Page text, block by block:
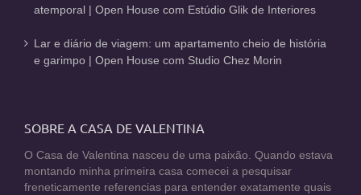
atemporal | Open House com Estúdio Glik de Interiores
Lar e diário de viagem: um apartamento cheio de história
e garimpo | Open House com Studio Chez Morin
SOBRE A CASA DE VALENTINA
O Casa de Valentina nasceu de uma paixão. Quando estava
montando minha primeira casa comecei a pesquisar
freneticamente referencias para entender exatamente quais